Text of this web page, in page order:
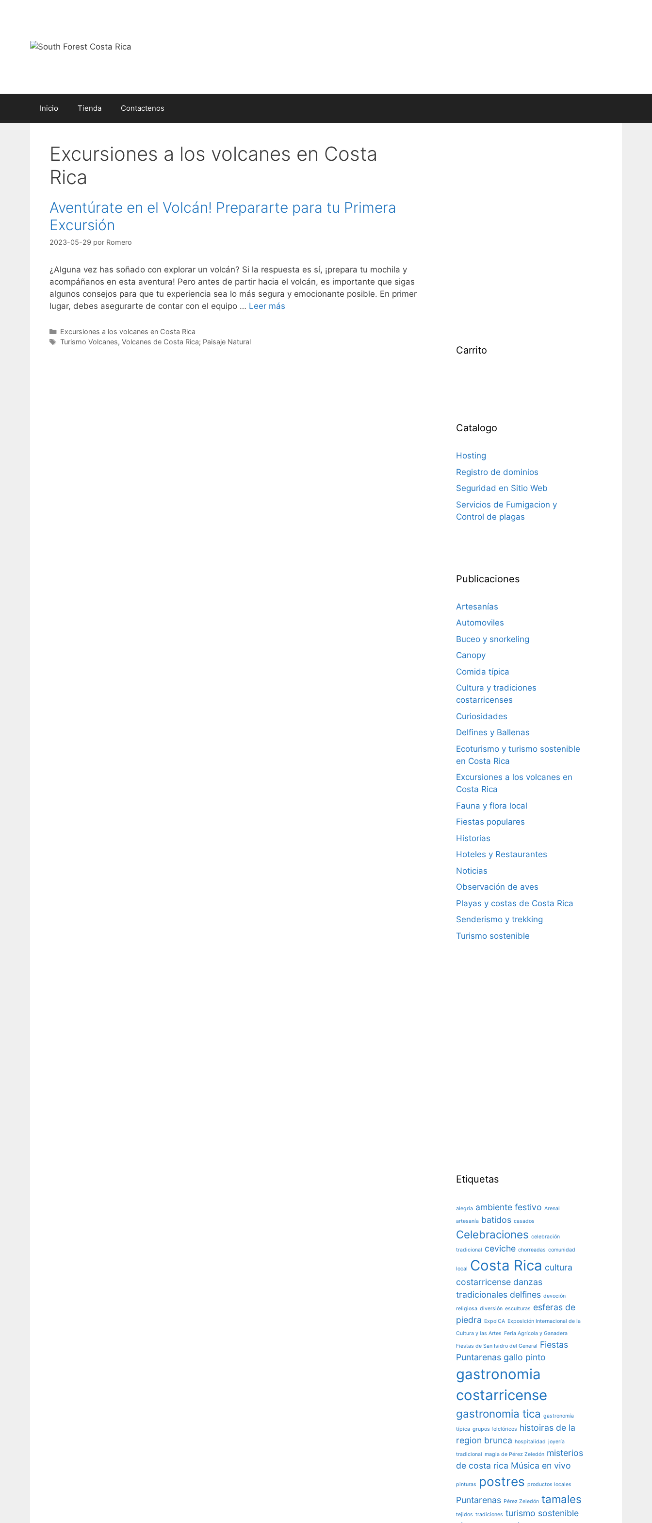
Inicio Tienda Contactenos
Excursiones a los volcanes en Costa
Rica
Aventúrate en el Volcán! Prepararte para tu Primera
Excursión
2023-05-29 por Romero
¿Alguna vez has soñado con explorar un volcán? Si la respuesta es sí, ¡prepara tu mochila y
acompáñanos en esta aventura! Pero antes de partir hacia el volcán, es importante que sigas
algunos consejos para que tu experiencia sea lo más segura y emocionante posible. En primer
lugar, debes asegurarte de contar con el equipo … Leer más
Categorías
Excursiones a los volcanes en Costa Rica
Etiquetas
Turismo Volcanes, Volcanes de Costa Rica; Paisaje Natural
Carrito
Catalogo
Hosting
Registro de dominios
Seguridad en Sitio Web
Servicios de Fumigacion y
Control de plagas
Publicaciones
Artesanías
Automoviles
Buceo y snorkeling
Canopy
Comida típica
Cultura y tradiciones
costarricenses
Curiosidades
Delfines y Ballenas
Ecoturismo y turismo sostenible
en Costa Rica
Excursiones a los volcanes en
Costa Rica
Fauna y flora local
Fiestas populares
Historias
Hoteles y Restaurantes
Noticias
Observación de aves
Playas y costas de Costa Rica
Senderismo y trekking
Turismo sostenible
Etiquetas
alegría ambiente festivo Arenal
artesanía batidos casados
Celebraciones celebración
tradicional ceviche chorreadas comunidad
local Costa Rica cultura
costarricense danzas
tradicionales delfines devoción
religiosa diversión esculturas esferas de
piedra ExpoICA Exposición Internacional de la
Cultura y las Artes Feria Agrícola y Ganadera
Fiestas de San Isidro del General Fiestas
Puntarenas gallo pinto
gastronomia
costarricense
gastronomia tica gastronomía
típica grupos folclóricos histoiras de la
region brunca hospitalidad joyería
tradicional magia de Pérez Zeledón misterios
de costa rica Música en vivo
pinturas postres productos locales
Puntarenas Pérez Zeledón tamales
tejidos tradiciones turismo sostenible